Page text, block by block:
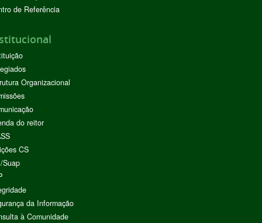
de Referência
Organizacional
do reitor
CS
Suap
da Informação
à Comunidade